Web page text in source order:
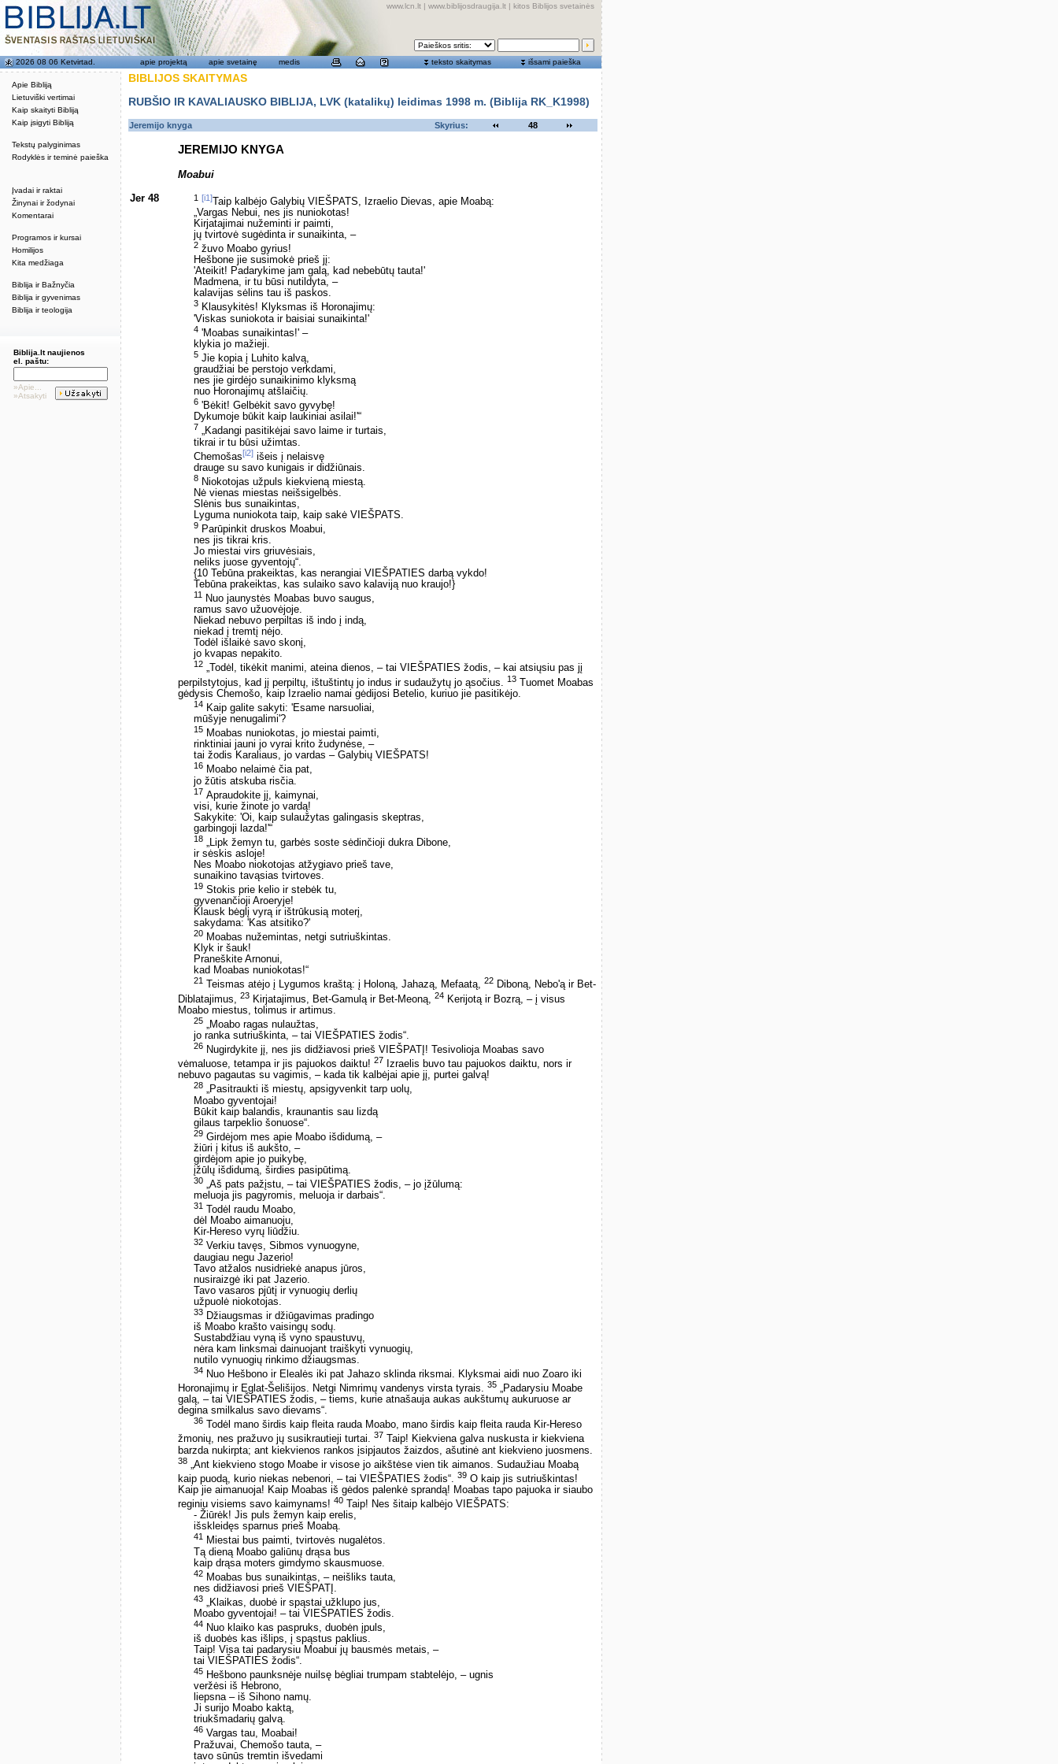
Apie Bibliją
Lietuviški vertimai
Kaip skaityti Bibliją
Kaip įsigyti Bibliją
Tekstų palyginimas
Rodyklės ir teminė paieška
Įvadai ir raktai
Žinynai ir žodynai
Komentarai
Programos ir kursai
Homilijos
Kita medžiaga
Biblija ir Bažnyčia
Biblija ir gyvenimas
Biblija ir teologija
www.lcn.lt | www.biblijosdraugija.lt | kitos Biblijos svetainės
2026 08 06 Ketvirtad. apie projektą apie svetainę medis teksto skaitymas išsami paieška
Biblija.lt naujienos
el. paštu:
»Apie...
»Atsakyti
BIBLIJOS SKAITYMAS
RUBŠIO IR KAVALIAUSKO BIBLIJA, LVK (katalikų) leidimas 1998 m. (Biblija RK_K1998)
Jeremijo knyga Skyrius: 48
JEREMIJO KNYGA
Moabui
Jer 48 1 [i1] Taip kalbėjo Galybių VIEŠPATS, Izraelio Dievas, apie Moabą:
„Vargas Nebui, nes jis nuniokotas!
Kirjatajimai nužeminti ir paimti,
jų tvirtovė sugėdinta ir sunaikinta, –
2 žuvo Moabo gyrius!
Hešbone jie susimokė prieš jį:
'Ateikit! Padarykime jam galą, kad nebebūtų tauta!'
Madmena, ir tu būsi nutildyta, –
kalavijas sėlins tau iš paskos.
3 Klausykitės! Klyksmas iš Horonajimų:
'Viskas suniokota ir baisiai sunaikinta!'
4 'Moabas sunaikintas!' –
klykia jo mažieji.
5 Jie kopia į Luhito kalvą,
graudžiai be perstojo verkdami,
nes jie girdėjo sunaikinimo klyksmą
nuo Horonajimų atšlaičių.
6 'Bėkit! Gelbėkit savo gyvybę!
Dykumoje būkit kaip laukiniai asilai!'“
7 „Kadangi pasitikėjai savo laime ir turtais,
tikrai ir tu būsi užimtas.
Chemošas[i2] išeis į nelaisvę
drauge su savo kunigais ir didžiūnais.
8 Niokotojas užpuls kiekvieną miestą.
Nė vienas miestas neišsigelbės.
Slėnis bus sunaikintas,
Lyguma nuniokota taip, kaip sakė VIEŠPATS.
9 Parūpinkit druskos Moabui,
nes jis tikrai kris.
Jo miestai virs griuvėsiais,
neliks juose gyventojų“.
{10 Tebūna prakeiktas, kas nerangiai VIEŠPATIES darbą vykdo!
Tebūna prakeiktas, kas sulaiko savo kalaviją nuo kraujo!}
11
Nuo jaunystės Moabas buvo saugus,
ramus savo užuovėjoje.
Niekad nebuvo perpiltas iš indo į indą,
niekad į tremtį nėjo.
Todėl išlaikė savo skonį,
jo kvapas nepakito.
12 „Todėl, tikėkit manimi, ateina dienos, – tai VIEŠPATIES žodis, – kai atsiųsiu pas jį
perpilstytojus, kad jį perpiltų, ištuštintų jo indus ir sudaužytų jo ąsočius. 13 Tuomet Moabas
gėdysis Chemošo, kaip Izraelio namai gėdijosi Betelio, kuriuo jie pasitikėjo.
14 Kaip galite sakyti: 'Esame narsuoliai,
mūšyje nenugalimi'?
15 Moabas nuniokotas, jo miestai paimti,
rinktiniai jauni jo vyrai krito žudynėse, –
tai žodis Karaliaus, jo vardas – Galybių VIEŠPATS!
16 Moabo nelaimė čia pat,
jo žūtis atskuba risčia.
17 Apraudokite jį, kaimynai,
visi, kurie žinote jo vardą!
Sakykite: 'Oi, kaip sulaužytas galingasis skeptras,
garbingoji lazda!'“
18 „Lipk žemyn tu, garbės soste sėdinčioji dukra Dibone,
ir sėskis asloje!
Nes Moabo niokotojas atžygiavo prieš tave,
sunaikino tavąsias tvirtoves.
19 Stokis prie kelio ir stebėk tu,
gyvenančioji Aroeryje!
Klausk bėglį vyrą ir ištrūkusią moterį,
sakydama: 'Kas atsitiko?'
20 Moabas nužemintas, netgi sutriuškintas.
Klyk ir šauk!
Praneškite Arnonui,
kad Moabas nuniokotas!“
21 Teismas atėjo į Lygumos kraštą: į Holoną, Jahazą, Mefaatą, 22 Diboną, Nebo'ą ir Bet-
Diblatajimus, 23 Kirjatajimus, Bet-Gamulą ir Bet-Meoną, 24 Kerijotą ir Bozrą, – į visus
Moabo miestus, tolimus ir artimus.
25 „Moabo ragas nulaužtas,
jo ranka sutriuškinta, – tai VIEŠPATIES žodis“.
26 Nugirdykite jį, nes jis didžiavosi prieš VIEŠPATĮ! Tesivolioja Moabas savo
vėmaluose, tetampa ir jis pajuokos daiktu! 27 Izraelis buvo tau pajuokos daiktu, nors ir
nebuvo pagautas su vagimis, – kada tik kalbėjai apie jį, purtei galvą!
28 „Pasitraukti iš miestų, apsigyvenkit tarp uolų,
Moabo gyventojai!
Būkit kaip balandis, kraunantis sau lizdą
gilaus tarpeklio šonuose“.
29 Girdėjom mes apie Moabo išdidumą, –
žiūri į kitus iš aukšto, –
girdėjom apie jo puikybę,
įžūlų išdidumą, širdies pasipūtimą.
30 „Aš pats pažįstu, – tai VIEŠPATIES žodis, – jo įžūlumą:
meluoja jis pagyromis, meluoja ir darbais“.
31
Todėl raudu Moabo,
dėl Moabo aimanuoju,
Kir-Hereso vyrų liūdžiu.
32 Verkiu tavęs, Sibmos vynuogyne,
daugiau negu Jazerio!
Tavo atžalos nusidriekė anapus jūros,
nusiraizgė iki pat Jazerio.
Tavo vasaros pjūtį ir vynuogių derlių
užpuolė niokotojas.
33 Džiaugsmas ir džiūgavimas pradingo
iš Moabo krašto vaisingų sodų.
Sustabdžiau vyną iš vyno spaustuvų,
nėra kam linksmai dainuojant traiškyti vynuogių,
nutilo vynuogių rinkimo džiaugsmas.
34 Nuo Hešbono ir Elealės iki pat Jahazo sklinda riksmai. Klyksmai aidi nuo Zoaro iki
Horonajimų ir Eglat-Šelišijos. Netgi Nimrimų vandenys virsta tyrais. 35 „Padarysiu Moabe
galą, – tai VIEŠPATIES žodis, – tiems, kurie atnašauja aukas aukštumų aukuruose ar
degina smilkalus savo dievams“.
36 Todėl mano širdis kaip fleita rauda Moabo, mano širdis kaip fleita rauda Kir-Hereso
žmonių, nes pražuvo jų susikrautieji turtai. 37 Taip! Kiekviena galva nuskusta ir kiekviena
barzda nukirpta; ant kiekvienos rankos įsipjautos žaizdos, ašutinė ant kiekvieno juosmens.
38 „Ant kiekvieno stogo Moabe ir visose jo aikštėse vien tik aimanos. Sudaužiau Moabą
kaip puodą, kurio niekas nebenori, – tai VIEŠPATIES žodis“. 39 O kaip jis sutriuškintas!
Kaip jie aimanuoja! Kaip Moabas iš gėdos palenkė sprandą! Moabas tapo pajuoka ir siaubo
reginiu visiems savo kaimynams! 40 Taip! Nes šitaip kalbėjo VIEŠPATS:
- Žiūrėk! Jis puls žemyn kaip erelis,
išskleidęs sparnus prieš Moabą.
41
Miestai bus paimti, tvirtovės nugalėtos.
Tą dieną Moabo galiūnų drąsa bus
kaip drąsa moters gimdymo skausmuose.
42 Moabas bus sunaikintas, – neišliks tauta,
nes didžiavosi prieš VIEŠPATĮ.
43 „Klaikas, duobė ir spąstai užklupo jus,
Moabo gyventojai! – tai VIEŠPATIES žodis.
44 Nuo klaiko kas paspruks, duobėn įpuls,
iš duobės kas išlips, į spąstus paklius.
Taip! Visa tai padarysiu Moabui jų bausmės metais, –
tai VIEŠPATIES žodis“.
45 Hešbono paunksnėje nuilsę bėgliai trumpam stabtelėjo, – ugnis
veržėsi iš Hebrono,
liepsna – iš Sihono namų.
Ji surijo Moabo kaktą,
triukšmadarių galvą.
46 Vargas tau, Moabai!
Pražuvai, Chemošo tauta, –
tavo sūnūs tremtin išvedami